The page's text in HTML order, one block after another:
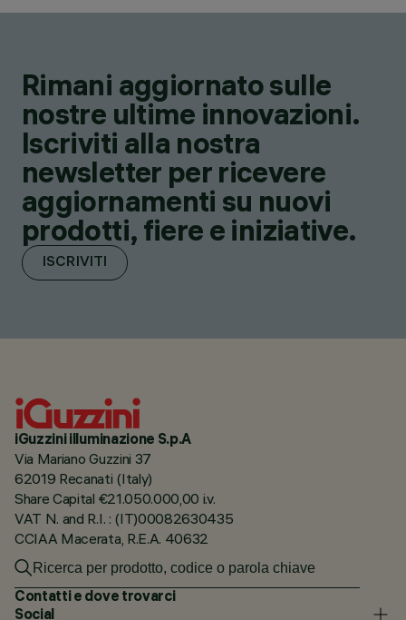
Rimani aggiornato sulle
nostre ultime innovazioni.
Iscriviti alla nostra
newsletter per ricevere
aggiornamenti su nuovi
prodotti, fiere e iniziative.
ISCRIVITI
iGuzzini illuminazione S.p.A
Via Mariano Guzzini 37
62019 Recanati (Italy)
Share Capital €21.050.000,00 i.v.
VAT N. and R.I. : (IT)00082630435
CCIAA Macerata, R.E.A. 40632
Contatti e dove trovarci
Social